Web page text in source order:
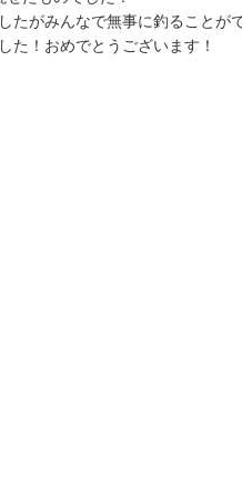
たがみんなで無事に釣ることが
た！おめでとうございます！